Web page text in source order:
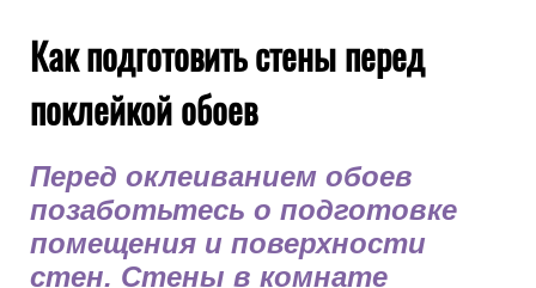
к/с 30101810400000000225
Обращаем Ваше внимание, что мы работаем по
упрощенной системе налогооблажения и НЕ выделяем
НДС.
Как подготовить стены перед
поклейкой обоев